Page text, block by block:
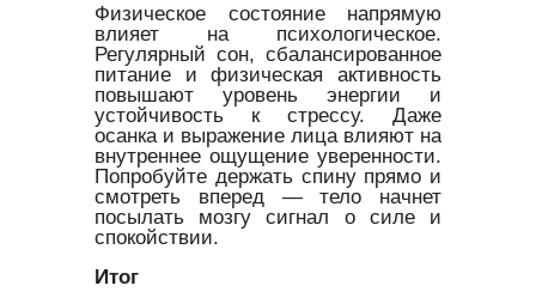
Физическое состояние напрямую
влияет на психологическое.
Регулярный сон, сбалансированное
питание и физическая активность
повышают уровень энергии и
устойчивость к стрессу. Даже
осанка и выражение лица влияют на
внутреннее ощущение уверенности.
Попробуйте держать спину прямо и
смотреть вперед — тело начнет
посылать мозгу сигнал о силе и
спокойствии.
Итог